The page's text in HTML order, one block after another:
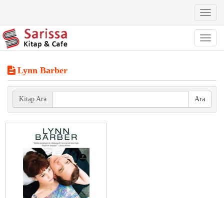
Toggle
Toggle
Lynn Barber
Kitap Ara Ara